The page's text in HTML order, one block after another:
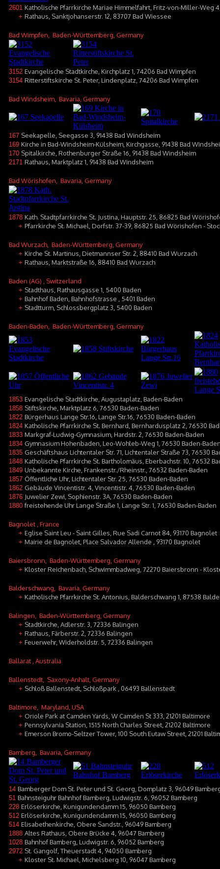
2601 Katholische Pfarrkirche Mariae Himmelfahrt, Fritz-von-Miller-Weg
+ Rathaus, Sanktjohanserstr. 12, 83707 Bad Wiessee
Bad Wimpfen , Baden-Württemberg, Germany
3152 Evangelische Stadtkirche, Kirchplatz 1, 74206 Bad Wimpfen
3154 Ritterstiftskirche St. Peter, Lindenplatz, 74206 Bad Wimpfen
Bad Windsheim , Bavaria, Germany
167 Seekapelle, Seegasse 3, 91438 Bad Windsheim
169 Kirche in Bad-Windsheim-Külsheim, Kirchgasse, 91438 Bad
170 Spitalkirche, Rothenburger Straße 16, 91438 Bad Windsheim
2171 Rathaus, Marktplatz 1, 91438 Bad Windsheim
Bad Wörishofen , Bavaria, Germany
1878 Kath. Stadtpfarrkirche St. Justina, Hauptstr. 25, 86825 Bad
+ Pfarrkirche St. Michael, Dorfstr. 37-39, 86825 Bad Wörishofen -
Bad Wurzach , Baden-Württemberg, Germany
+ Kirche St. Martinus, Dietmannser Str. 2, 88410 Bad Wurzach
+ Rathaus, Marktstraße 16, 88410 Bad Wurzach
Baden (AG) , Switzerland
+ Stadthaus, Rathausgasse 1, 5400 Baden
+ Bahnhof Baden, Bahnhofstrasse , 5401 Baden
+ Stadtturm, Schlossbergplatz 3, 5400 Baden
Baden-Baden , Baden-Württemberg, Germany
1853 Evangelische Stadtkirche, Augustaplatz, Baden-Baden
1858 Stiftskirche, Marktplatz 6, 76530 Baden-Baden
1822 Bürgerhaus Lange Str.16, Lange Str.16, 76530 Baden-Baden
1824 Katholische Pfarrkirche St. Bernhard, Bernhardusplatz 2, 76530
1833 Markgraf-Ludwig-Gymnasium, Hardstr. 2, 76530 Baden-Baden
1834 Gymnasium Hohenbaden, Leo-Wohleb-Weg 1, 76530 Baden-
1835 Geschäftshaus Lichtentaler Str. 71, Lichtentaler Straße 73, 76530
1848 Katholische Pfarrkirche St. Bartholomäus, Eberbachstr. 10, 76532
1849 Unbekannte Kirche, Frankenstr./Rheinstr., 76532 Baden-Baden
1857 Öffentliche Uhr, Lichtentaler Str. 25, 76530 Baden-Baden
1862 Gebäude Vincentistr. 4, Vincentistr. 4, 76530 Baden-Baden
1876 Juwelier Zewi, Sophienstr. 3A, 76530 Baden-Baden
1880freistehende Uhr Lange Straße 1, Lange Str. 1, 76530 Baden-Baden
Bagnolet , France
+ Eglise Saint Leu - Saint Gilles, Rue Sadi Carnot 84, 93170 Bagnolet
+ Mairie de Bagnolet, Place Salvador Allende , 93170 Bagnolet
Baiersbronn , Baden-Württemberg, Germany
+ Kloster Reichenbach, Schwimmbadweg, 72270 Baiersbronn -
Balderschwang , Bavaria, Germany
+ Katholische Pfarrkirche St. Antonius, Balderschwang 1, 87538
Balingen , Baden-Württemberg, Germany
+ Stadtkirche, Adlerstr. 3, 72336 Balingen
+ Rathaus, Färberstr. 2, 72336 Balingen
+ Feuerwehr, Widerholdstr. 5, 72336 Balingen
Ballarat , Australia
Ballenstedt , Saxony-Anhalt, Germany
+ Schloß Ballenstedt, Schloßpark , 06493 Ballenstedt
Baltimore , Maryland, USA
+ Oriole Park at Camden Yards, W Camden St 333, 21201 Baltimore
+ Pennsylvania Station, 1515 North Charles Street, 21202 Baltimore
+ Emerson Bromo-Seltzer Tower, 100 South Eutaw Street, 21201
Bamberg , Bavaria, Germany
14 Bamberger Dom St. Peter und St. Georg, Domplatz 3, 96049
51 Bahnsteiguhr Bahnhof Bamberg, Ludwigstr. 6, 96052 Bamberg
228 Erlöserkirche, Kunigundendamm 15, 96050 Bamberg
512 Erlöserkirche, Kunigundendamm 15, 96050 Bamberg
514 Elisabethenkirche, Obere Sandstr., 96049 Bamberg
1888 Altes Rathaus, Obere Brücke 4, 96047 Bamberg
1028 Bahnhof Bamberg, Ludwigstr. 6, 96052 Bamberg
2972 St. Gangolf, Theuerstadt 4, 94050 Bamberg
+ Kloster St. Michael, Michelsberg 10, 96047 Bamberg